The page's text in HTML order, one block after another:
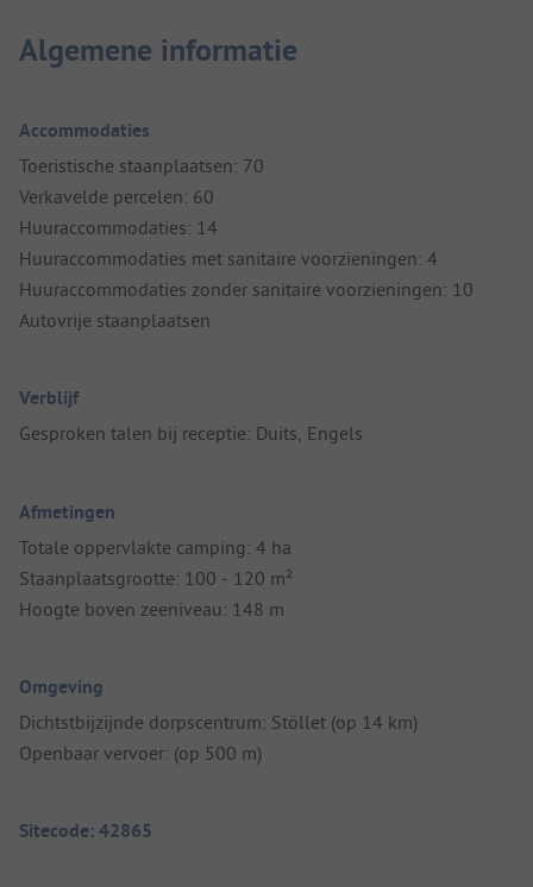
Algemene informatie
Accommodaties
Toeristische staanplaatsen: 70
Verkavelde percelen: 60
Huuraccommodaties: 14
Huuraccommodaties met sanitaire voorzieningen: 4
Huuraccommodaties zonder sanitaire voorzieningen: 10
Autovrije staanplaatsen
Verblijf
Gesproken talen bij receptie: Duits, Engels
Afmetingen
Totale oppervlakte camping: 4 ha
Staanplaatsgrootte: 100 - 120 m²
Hoogte boven zeeniveau: 148 m
Omgeving
Dichtstbijzijnde dorpscentrum: Stöllet (op 14 km)
Openbaar vervoer: (op 500 m)
Sitecode: 42865